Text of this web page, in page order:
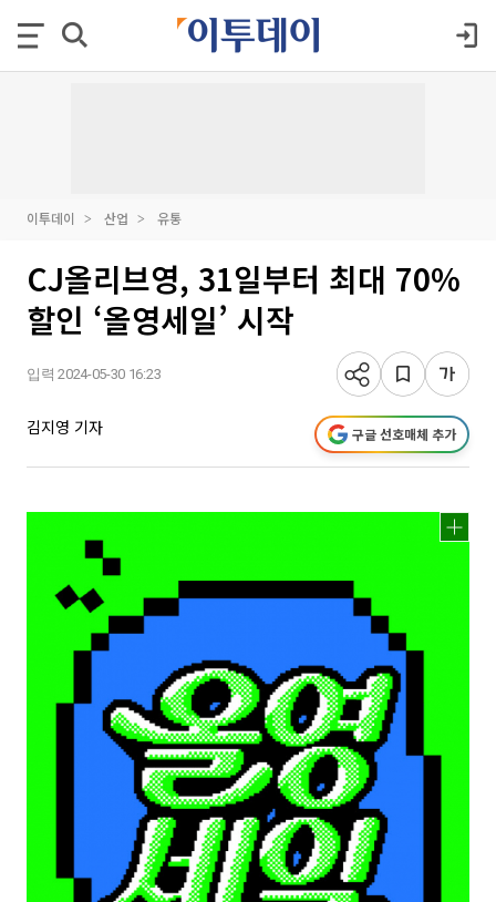
이투데이 산업 유통
CJ올리브영, 31일부터 최대 70%
할인 ‘올영세일’ 시작
입력 2024-05-30 16:23
김지영 기자 구글 선호매체 추가